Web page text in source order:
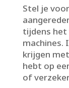
Stel je
tijdens het
machines.​
krijgen
hebt op
of